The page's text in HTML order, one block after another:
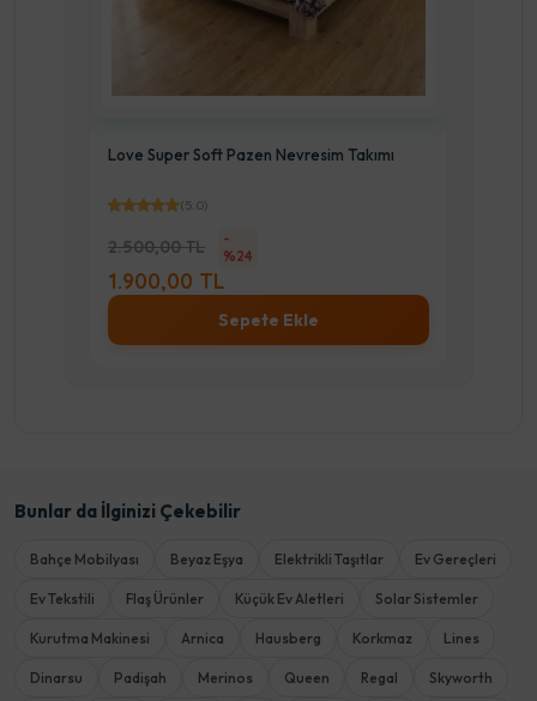
Love Super Soft Pazen Nevresim Takımı
(5.0)
2.500,00 TL
-
%24
1.900,00 TL
Sepete Ekle
Bunlar da İlginizi Çekebilir
Bahçe Mobilyası Beyaz Eşya Elektrikli Taşıtlar Ev Gereçleri
Ev Tekstili Flaş Ürünler Küçük Ev Aletleri Solar Sistemler
Kurutma Makinesi Arnica Hausberg Korkmaz Lines
Dinarsu Padişah Merinos Queen Regal Skyworth